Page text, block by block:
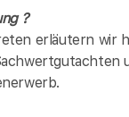
?
erläutern wir